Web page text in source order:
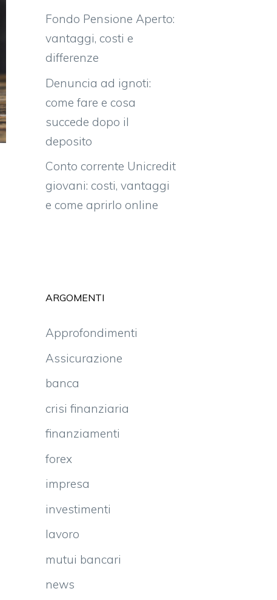
Fondo Pensione Aperto:
vantaggi, costi e
differenze
Denuncia ad ignoti:
come fare e cosa
succede dopo il
deposito
Conto corrente Unicredit
giovani: costi, vantaggi
e come aprirlo online
ARGOMENTI
Approfondimenti
Assicurazione
banca
crisi finanziaria
finanziamenti
forex
impresa
investimenti
lavoro
mutui bancari
news